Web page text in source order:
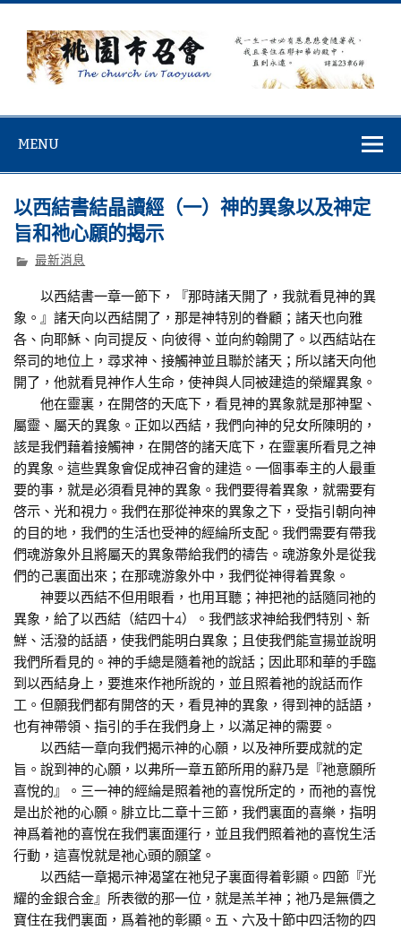
Skip
content
MENU
以西結書結晶讀經（一）神的異象以及神定
旨和祂心願的揭示
最新消息
以西結書一章一節下，『那時諸天開了，我就看見神的異
象。』諸天向以西結開了，那是神特別的眷顧；諸天也向雅
各、向耶穌、向司提反、向彼得、並向約翰開了。以西結站在
祭司的地位上，尋求神、接觸神並且聯於諸天；所以諸天向他
開了，他就看見神作人生命，使神與人同被建造的榮耀異象。
他在靈裏，在開啓的天底下，看見神的異象就是那神聖、
屬靈、屬天的異象。正如以西結，我們向神的兒女所陳明的，
該是我們藉着接觸神，在開啓的諸天底下，在靈裏所看見之神
的異象。這些異象會促成神召會的建造。一個事奉主的人最重
要的事，就是必須看見神的異象。我們要得着異象，就需要有
啓示、光和視力。我們在那從神來的異象之下，受指引朝向神
的目的地，我們的生活也受神的經綸所支配。我們需要有帶我
們魂游象外且將屬天的異象帶給我們的禱告。魂游象外是從我
們的己裏面出來；在那魂游象外中，我們從神得着異象。
神要以西結不但用眼看，也用耳聽；神把祂的話隨同祂的
異象，給了以西結（結四十4）。我們該求神給我們特別、新
鮮、活潑的話語，使我們能明白異象；且使我們能宣揚並說明
我們所看見的。神的手總是隨着祂的說話；因此耶和華的手臨
到以西結身上，要進來作祂所說的，並且照着祂的說話而作
工。但願我們都有開啓的天，看見神的異象，得到神的話語，
也有神帶領、指引的手在我們身上，以滿足神的需要。
以西結一章向我們揭示神的心願，以及神所要成就的定
旨。說到神的心願，以弗所一章五節所用的辭乃是『祂意願所
喜悅的』。三一神的經綸是照着祂的喜悅所定的，而祂的喜悅
是出於祂的心願。腓立比二章十三節，我們裏面的喜樂，指明
神爲着祂的喜悅在我們裏面運行，並且我們照着祂的喜悅生活
行動，這喜悅就是祂心頭的願望。
以西結一章揭示神渴望在祂兒子裏面得着彰顯。四節『光
耀的金銀合金』所表徵的那一位，就是羔羊神；祂乃是無價之
寶住在我們裏面，爲着祂的彰顯。五、六及十節中四活物的四